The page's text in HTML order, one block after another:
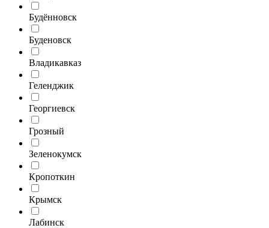
Будённовск
Буденовск
Владикавказ
Геленджик
Георгиевск
Грозный
Зеленокумск
Кропоткин
Крымск
Лабинск